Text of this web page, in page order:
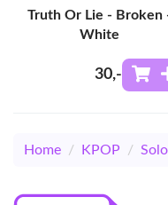
Truth Or Lie - Broken
White
30,-
Home / KPOP / Solo